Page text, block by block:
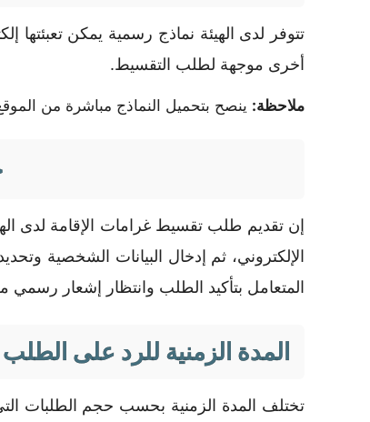
تتوفر لدى الهيئة نماذج رسمية يمكن تعبئتها
أخرى موجهة لطلب التقسيط.
ملاحظة: ينصح بتحميل النماذج مباشرة من
إن تقديم طلب تقسيط غرامات الإقامة لدى
الإلكتروني، ثم إدخال البيانات الشخصية
المتعامل بتأكيد الطلب وانتظار إشعار رسمي
المدة الزمنية للرد على الطلب
تختلف المدة الزمنية بحسب حجم الطلبات التي